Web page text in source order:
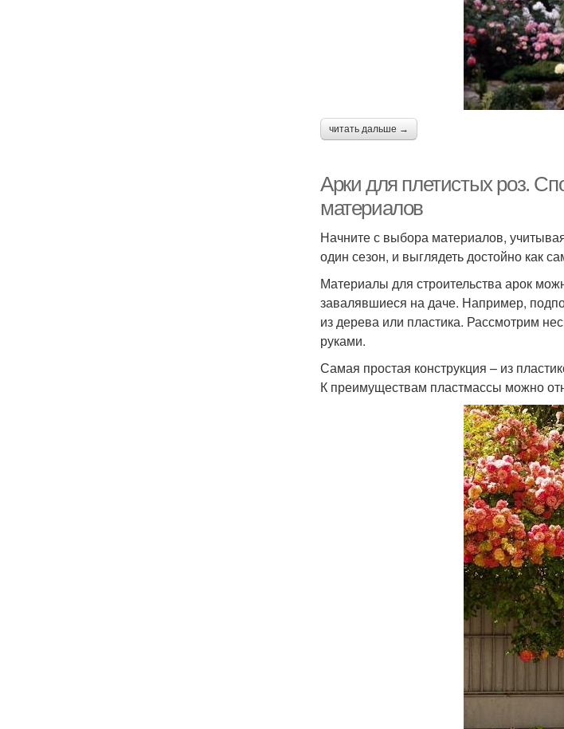
читать дальше →
Арки для плетистых роз.
материалов
Начните с выбора материалов,
один сезон, и выглядеть достойно как
Материалы для строительства арок
завалявшиеся на даче. Например,
из дерева или пластика. Рассмотрим
руками.
Самая простая конструкция – из
К преимуществам пластмассы можно